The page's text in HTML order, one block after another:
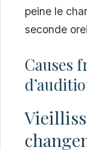
peine le
seconde
Causes